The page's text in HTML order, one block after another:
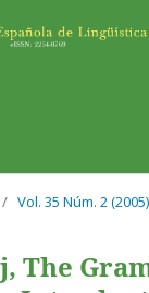
/ Vol. 35 Núm. 2 (2005)
The